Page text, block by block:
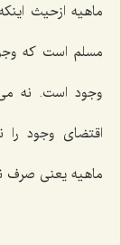
ماهیه ازحیث
مسلم است كه
وجود است. نه
اقتضاى وجود
ماهیه یعنى صرف